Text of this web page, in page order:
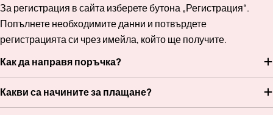
За регистрация в сайта изберете бутона „Регистрация“.
Попълнете необходимите данни и потвърдете
регистрацията си чрез имейла, който ще получите.
Как да направя поръчка?
Какви са начините за плащане?